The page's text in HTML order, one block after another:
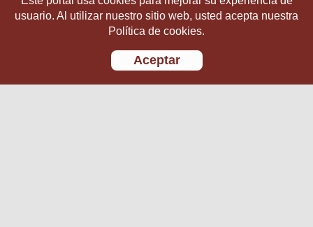
usuario. Al utilizar nuestro sitio web, usted acepta nuestra
Política de cookies.
Aceptar